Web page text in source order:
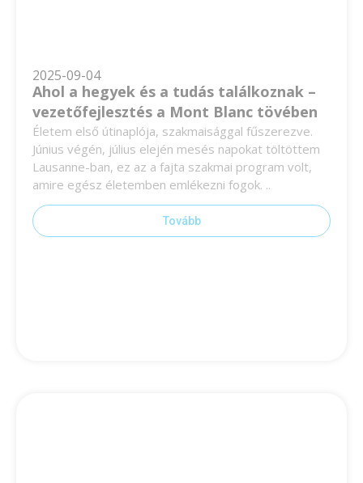
2025-09-04
Ahol a hegyek és a tudás találkoznak –
vezetőfejlesztés a Mont Blanc tövében
Életem első útinaplója, szakmaisággal fűszerezve.
Június végén, július elején mesés napokat töltöttem
Lausanne-ban, ez az a fajta szakmai program volt,
amire egész életemben emlékezni fogok. ..
Tovább